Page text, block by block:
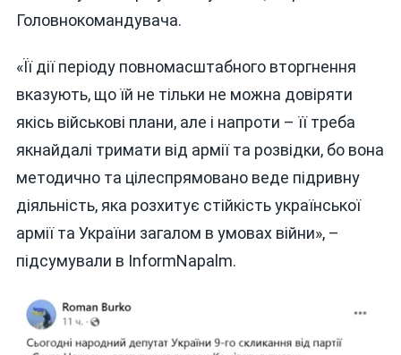
Головнокомандувача.
«Її дії періоду повномасштабного вторгнення
вказують, що їй не тільки не можна довіряти
якісь військові плани, але і напроти – її треба
якнайдалі тримати від армії та розвідки, бо вона
методично та цілеспрямовано веде підривну
діяльність, яка розхитує стійкість української
армії та України загалом в умовах війни», –
підсумували в InformNapalm.